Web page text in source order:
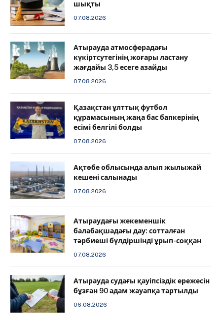
шықты
07.08.2026
Атырауда атмосферадағы
күкіртсутегінің жоғары ластану
жағдайы 3,5 есеге азайды
07.08.2026
Қазақстан ұлттық футбол
құрамасының жаңа бас бапкерінің
есімі белгілі болды
07.08.2026
Ақтөбе облысында алып жылыжай
кешені салынады
07.08.2026
Атыраудағы жекеменшік
балабақшадағы дау: сотталған
тәрбиеші бүлдіршінді ұрып-соққан
07.08.2026
Атырауда судағы қауіпсіздік ережесін
бұзған 90 адам жауапқа тартылды
06.08.2026